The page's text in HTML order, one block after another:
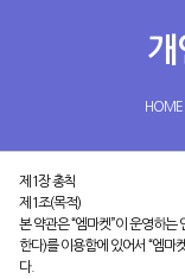
개
HOME
제1장 총칙
제1조(목적)
본 약관은 “엠마켓”이 운영하는
한다)를 이용함에 있어서 “엠마
다.